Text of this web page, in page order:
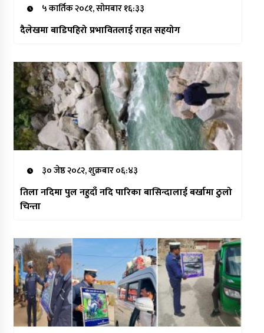
५ कार्तिक २०८१, सोमबार १६:३३
दैलेखमा बाडिपहिरो प्रभावितलाई राहत सहयोग
३० जेष्ठ २०८२, शुक्रबार ०६:४३
तिला नदिमा पुल नहुदाँ नदि पारिका बासिन्दालाई बर्खामा ठुलो
चिन्ता